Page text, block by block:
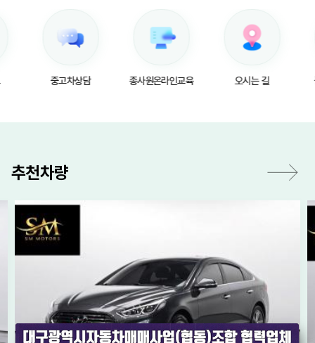
중고차상담 종사원온라인교육 오시는 길
추천차량